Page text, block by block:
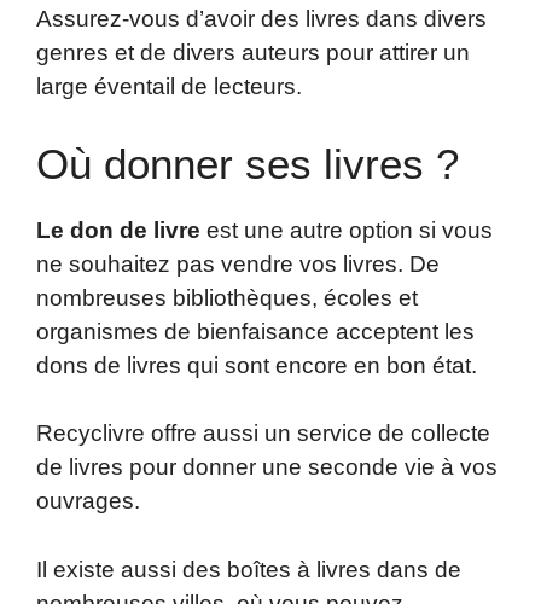
Assurez-vous d’avoir des livres dans divers
genres et de divers auteurs pour attirer un
large éventail de lecteurs.
Où donner ses livres ?
Le don de livre est une autre option si vous
ne souhaitez pas vendre vos livres. De
nombreuses bibliothèques, écoles et
organismes de bienfaisance acceptent les
dons de livres qui sont encore en bon état.
Recyclivre offre aussi un service de collecte
de livres pour donner une seconde vie à vos
ouvrages.
Il existe aussi des boîtes à livres dans de